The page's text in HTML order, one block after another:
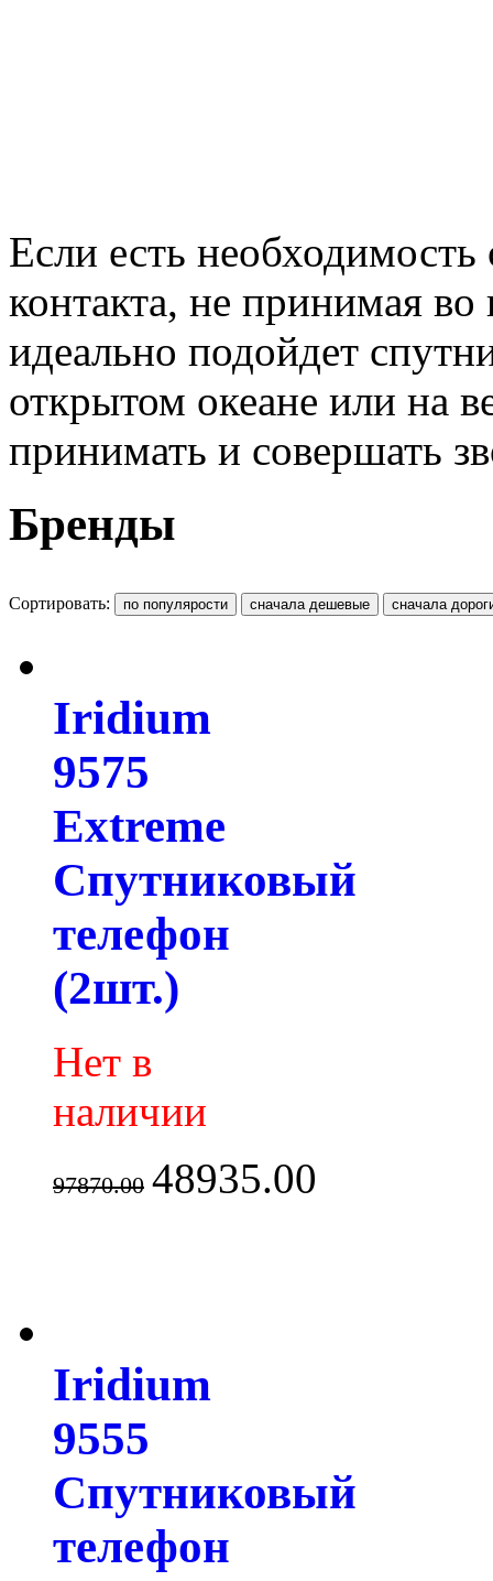
Если есть
контакта, не принимая
идеально подойдет
открытом океане или на
принимать и совершать
Бренды
Сортировать:
Iridium
9575
Extreme
Спутниковый
телефон
(2шт.)
Нет в
наличии
97870.00 48935.00
Iridium
9555
Спутниковый
телефон